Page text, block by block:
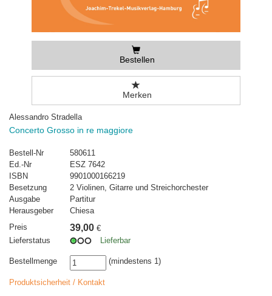
Bestellen
Merken
Alessandro Stradella
Concerto Grosso in re maggiore
Bestell-Nr
580611
Ed.-Nr
ESZ 7642
ISBN
9901000166219
Besetzung
2 Violinen, Gitarre und Streichorchester
Ausgabe
Partitur
Herausgeber
Chiesa
Preis
39,00 €
Lieferstatus
Lieferbar
Bestellmenge (mindestens 1)
Produktsicherheit / Kontakt